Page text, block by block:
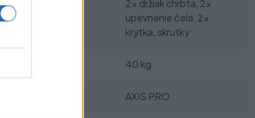
2x držiak chrbta, 2x
upevnenie čela, 2x
krytka, skrutky
40 kg
AXIS PRO